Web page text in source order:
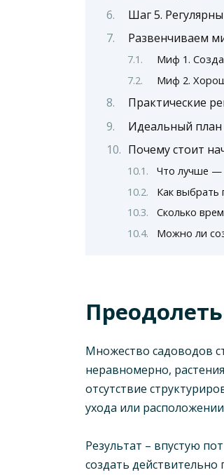
Шаг 5.
Развенчиваем
Миф 1.
Миф 2.
Практические
Идеальный план
Почему стоит
Что лучше —
Как выбрать
Сколько
Можно ли
Множество садоводов
неравномерно,
отсутствие
ухода или
Результат – впустую
создать